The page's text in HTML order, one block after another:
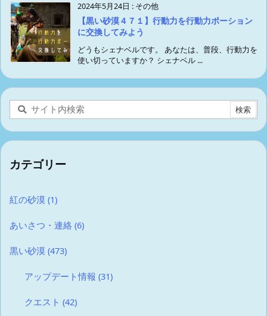
2024年5月24日 : その他
【黒い砂漠４７１】行動力を行動力ポーション
に交換してみよう
どうもシェナベルです。 あなたは、普段、行動力を
使い切っていますか？ シェナベル ...
カテゴリー
紅の砂漠 (1)
あいさつ・連絡 (6)
黒い砂漠 (473)
アップデート情報 (31)
クエスト (42)